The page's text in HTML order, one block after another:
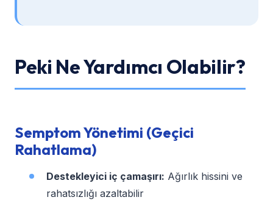
Peki Ne Yardımcı Olabilir?
Semptom Yönetimi (Geçici
Rahatlama)
Destekleyici iç çamaşırı: Ağırlık hissini ve
rahatsızlığı azaltabilir